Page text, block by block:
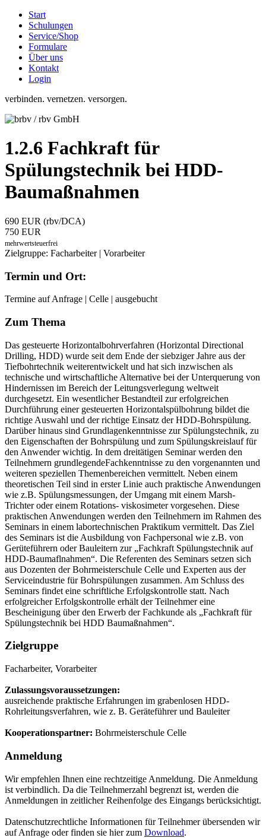
Start
Schulungen
Service/Shop
Formulare
Über uns
Kontakt
Login
verbinden. vernetzen. versorgen.
1.2.6 Fachkraft für
Spülungstechnik bei HDD-
Baumaßnahmen
690 EUR (rbv/DCA)
750 EUR
mehrwertsteuerfrei
Zielgruppe: Facharbeiter | Vorarbeiter
Termin und Ort:
Termine auf Anfrage | Celle | ausgebucht
Zum Thema
Das gesteuerte Horizontalbohrverfahren (Horizontal Directional
Drilling, HDD) wurde seit dem Ende der siebziger Jahre aus der
Tiefbohrtechnik weiterentwickelt und hat sich inzwischen als
technische und wirtschaftliche Alternative bei der Unterquerung von
Hindernissen im Bereich der Leitungsverlegung weltweit
durchgesetzt. Ein wesentlicher Bestandteil zur erfolgreichen
Durchführung einer gesteuerten Horizontalspülbohrung bildet die
richtige Auswahl und der richtige Einsatz der HDD-Bohrspülung.
Darüber hinaus sind Grundlagenkenntnisse zur Spülungstechnik, zu
den Eigenschaften der Bohrspülung und zum Spülungskreislauf für
den Anwender wichtig. In dem dreitätigen Seminar werden den
Teilnehmern grundlegendeFachkenntnisse zu den vorgenannten und
weiteren speziellen Themenbereichen vermittelt. Neben einem
theoretischen Teil sind in erster Linie auch praktische Anwendungen
wie z.B. Spülungsmessungen, der Umgang mit einem Marsh-
Trichter oder einem Rotations- viskosimeter vorgesehen. Diese
praktischen Anwendungen werden den Teilnehmern im Rahmen des
Seminars in einem labortechnischen Praktikum vermittelt. Das Ziel
des Seminars ist die Ausbildung von Fachpersonal wie z.B. von
Gerüteführern oder Bauleitern zur „Fachkraft Spülungstechnik auf
HDD-Baumaflnahmen“. Die Referenten des Seminars setzen sich
aus Dozenten der Bohrmeisterschule Celle und Experten aus der
Serviceindustrie für Bohrspülungen zusammen. Am Schluss des
Seminars findet eine schriftliche Erfolgskontrolle statt. Nach
erfolgreicher Erfolgskontrolle erhält der Teilnehmer eine
Bescheinigung über den Erwerb der Fachkunde als „Fachkraft für
Spülungstechnik bei HDD Baumaßnahmen“.
Zielgruppe
Facharbeiter, Vorarbeiter
Zulassungsvoraussetzungen:
ausreichende praktische Erfahrungen im grabenlosen HDD-
Rohrleitungsverfahren, wie z. B. Geräteführer und Bauleiter
Kooperationspartner: Bohrmeisterschule Celle
Anmeldung
Wir empfehlen Ihnen eine rechtzeitige Anmeldung. Die Anmeldung
ist verbindlich. Da die Teilnehmerzahl begrenzt ist, werden die
Anmeldungen in zeitlicher Reihenfolge des Eingangs berücksichtigt.
Datenschutzrechtliche Informationen für Teilnehmer übersenden wir
auf Anfrage oder finden sie hier zum Download.